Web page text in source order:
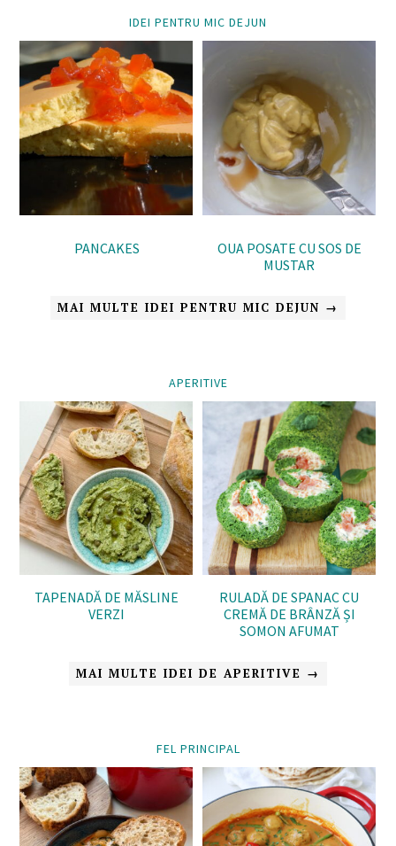
IDEI PENTRU MIC DEJUN
PANCAKES
OUA POSATE CU SOS DE
MUSTAR
MAI MULTE IDEI PENTRU MIC DEJUN →
APERITIVE
TAPENADĂ DE MĂSLINE
VERZI
RULADĂ DE SPANAC CU
CREMĂ DE BRÂNZĂ ȘI
SOMON AFUMAT
MAI MULTE IDEI DE APERITIVE →
FEL PRINCIPAL